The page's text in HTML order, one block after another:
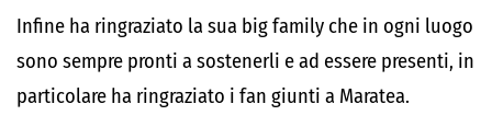
Infine ha ringraziato la sua big family che in ogni luogo
sono sempre pronti a sostenerli e ad essere presenti, in
particolare ha ringraziato i fan giunti a Maratea.